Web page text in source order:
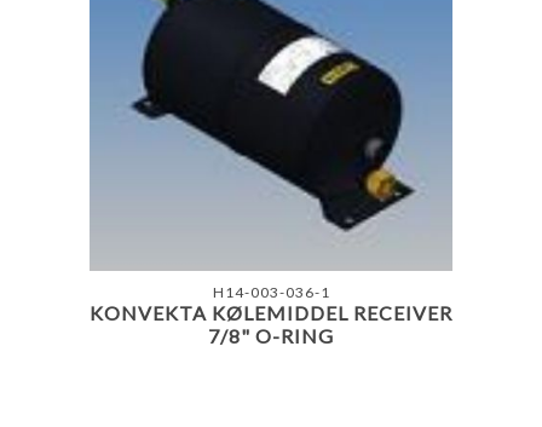
H14-003-036-1
KONVEKTA KØLEMIDDEL RECEIVER
7/8" O-RING